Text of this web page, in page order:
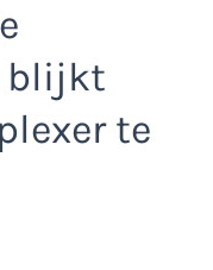
blijkt
te